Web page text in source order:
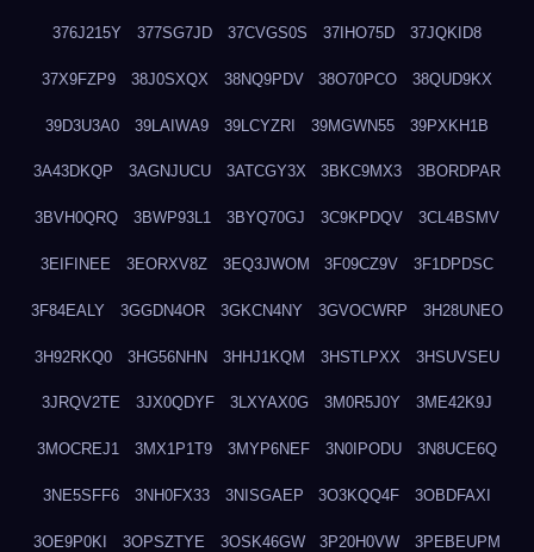
376J215Y 377SG7JD 37CVGS0S 37IHO75D 37JQKID8
37X9FZP9 38J0SXQX 38NQ9PDV 38O70PCO 38QUD9KX
39D3U3A0 39LAIWA9 39LCYZRI 39MGWN55 39PXKH1B
3A43DKQP 3AGNJUCU 3ATCGY3X 3BKC9MX3 3BORDPAR
3BVH0QRQ 3BWP93L1 3BYQ70GJ 3C9KPDQV 3CL4BSMV
3EIFINEE 3EORXV8Z 3EQ3JWOM 3F09CZ9V 3F1DPDSC
3F84EALY 3GGDN4OR 3GKCN4NY 3GVOCWRP 3H28UNEO
3H92RKQ0 3HG56NHN 3HHJ1KQM 3HSTLPXX 3HSUVSEU
3JRQV2TE 3JX0QDYF 3LXYAX0G 3M0R5J0Y 3ME42K9J
3MOCREJ1 3MX1P1T9 3MYP6NEF 3N0IPODU 3N8UCE6Q
3NE5SFF6 3NH0FX33 3NISGAEP 3O3KQQ4F 3OBDFAXI
3OE9P0KI 3OPSZTYE 3OSK46GW 3P20H0VW 3PEBEUPM